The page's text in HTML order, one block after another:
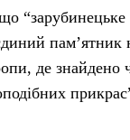
“зарубинецьке
пам’ятник
де знайдено